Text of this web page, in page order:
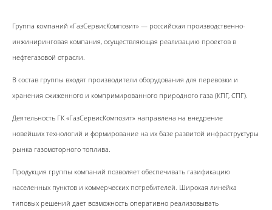
Группа компаний «ГазСервисКомпозит» — российская производственно-
инжиниринговая компания, осуществляющая реализацию проектов в
нефтегазовой отрасли.
В состав группы входят производители оборудования для перевозки и
хранения сжиженного и компримированного природного газа (КПГ, СПГ).
Деятельность ГК «ГазСервисКомпозит» направлена на внедрение
новейших технологий и формирование на их базе развитой инфраструктуры
рынка газомоторного топлива.
Продукция группы компаний позволяет обеспечивать газификацию
населенных пунктов и коммерческих потребителей. Широкая линейка
типовых решений дает возможность оперативно реализовывать